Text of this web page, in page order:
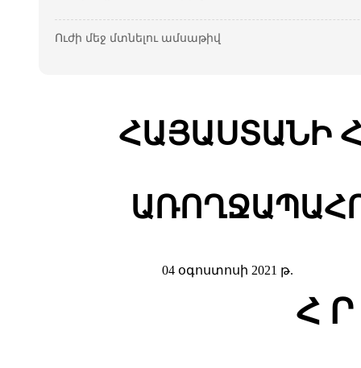
Ուժի մեջ մտնելու ամսաթիվ
ՀԱՅԱՍՏԱՆԻ
04 օգոստոսի 2021 թ.
Հ